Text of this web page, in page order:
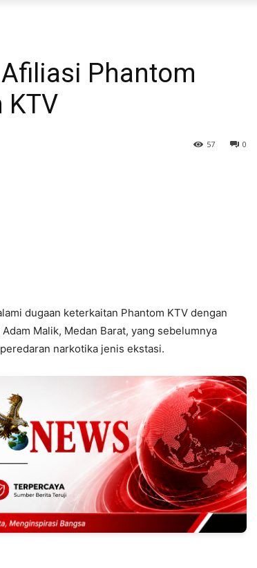
Phantom
KTV
0
57
dugaan keterkaitan Phantom KTV dengan
Malik, Medan Barat, yang sebelumnya
narkotika jenis ekstasi.